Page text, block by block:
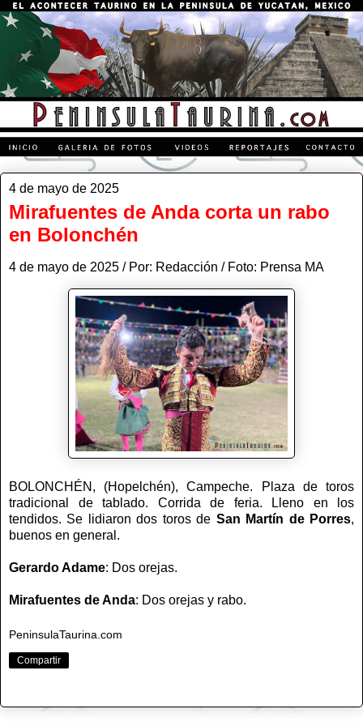
4 de mayo de 2025
Mirafuentes de Anda corta un rabo
en Bolonchén
4 de mayo de 2025 / Por: Redacción / Foto: Prensa MA
BOLONCHÉN, (Hopelchén), Campeche. Plaza de toros
tradicional de tablado. Corrida de feria. Lleno en los
tendidos. Se lidiaron dos toros de San Martín de Porres,
buenos en general.
Gerardo Adame: Dos orejas.
Mirafuentes de Anda: Dos orejas y rabo.
PeninsulaTaurina.com
Compartir